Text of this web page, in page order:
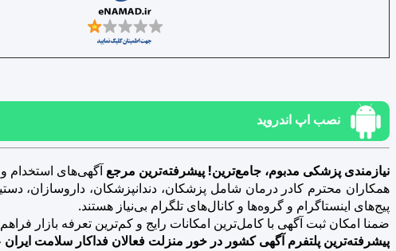
نصب اپ اندروید
نیازمندی پزشکی مدبوم، جامع‌ترین! پیشرفته‌ترین مرجع آگهی‌های استخدام
همکاران محترم کادر درمان شامل پزشکان، دندانپزشکان، داروسازان،
پیج‌های اینستاگرام و گروه‌ها و کانال‌های تلگرام بی‌نیاز هستند.
ضمنا امکان ثبت آگهی با کامل‌ترین امکانات رایج و کم‌ترین تعرفه بازار فراهم است و
پیشرفته‌ترین پلتفرم آگهی کشور در خور منزلت فعالان فداکار سلامت ایران